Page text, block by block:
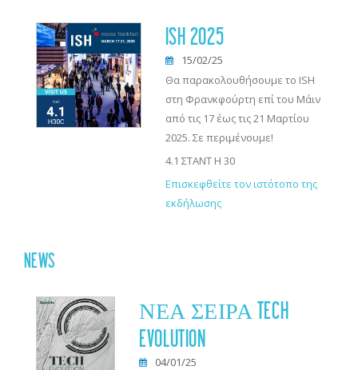
ISH 2025
15/02/25
Θα παρακολουθήσουμε το ISH
στη Φρανκφούρτη επί του Μάιν
από τις 17 έως τις 21 Μαρτίου
2025. Σε περιμένουμε!
4.1 ΣΤΑΝΤ H 30
Επισκεφθείτε τον ιστότοπο της
εκδήλωσης
NEWS
ΝΈΑ ΣΕΙΡΆ TECH
EVOLUTION
04/01/25